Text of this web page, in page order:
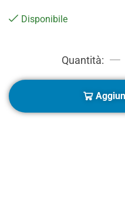
Disponibile